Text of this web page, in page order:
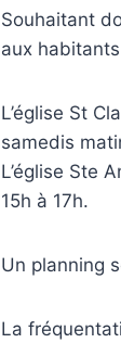
Souhaitant
aux
L’église St
samedis
L’église Ste
15h à 17h.
Un planning
La